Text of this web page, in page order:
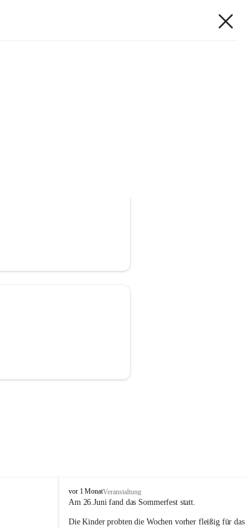
P
f
r
vor 1 MonatVeranstaltung
Am 26.Juni fand das Sommerfest statt.
Die Kinder probten die Wochen vorher fleißig für das